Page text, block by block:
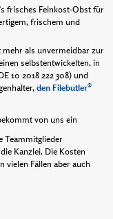
frisches Feinkost-Obst für
frischem und
als unvermeidbar zur
selbstentwickelten, in
10 2018 222 308) und
den Filebutler®
von uns ein
Teammitglieder
Kanzlei. Die Kosten
vielen Fällen aber auch